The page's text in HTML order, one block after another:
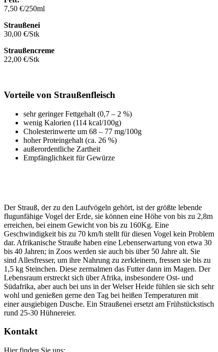
7,50 €/250ml
Straußenei
30,00 €/Stk
Straußencreme
22,00 €/Stk
Vorteile von Straußenfleisch
sehr geringer Fettgehalt (0,7 – 2 %)
wenig Kalorien (114 kcal/100g)
Cholesterinwerte um 68 – 77 mg/100g
hoher Proteingehalt (ca. 26 %)
außerordentliche Zartheit
Empfänglichkeit für Gewürze
Der Strauß, der zu den Laufvögeln gehört, ist der größte lebende
flugunfähige Vogel der Erde, sie können eine Höhe von bis zu 2,8m
erreichen, bei einem Gewicht von bis zu 160Kg. Eine
Geschwindigkeit bis zu 70 km/h stellt für diesen Vogel kein Problem
dar. Afrikanische Strauße haben eine Lebenserwartung von etwa 30
bis 40 Jahren; in Zoos werden sie auch bis über 50 Jahre alt. Sie
sind Allesfresser, um ihre Nahrung zu zerkleinern, fressen sie bis zu
1,5 kg Steinchen. Diese zermalmen das Futter dann im Magen. Der
Lebensraum erstreckt sich über Afrika, insbesondere Ost- und
Südafrika, aber auch bei uns in der Welser Heide fühlen sie sich sehr
wohl und genießen gerne den Tag bei heißen Temperaturen mit
einer ausgiebigen Dusche. Ein Straußenei ersetzt am Frühstückstisch
rund 25-30 Hühnereier.
Kontakt
Hier finden Sie uns: